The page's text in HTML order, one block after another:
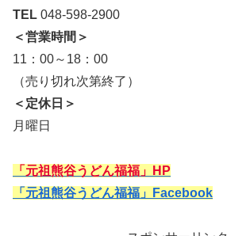
TEL 048-598-2900
＜営業時間＞
11：00～18：00
（売り切れ次第終了）
＜定休日＞
月曜日
「元祖熊谷うどん福福」HP
「元祖熊谷うどん福福」Facebook